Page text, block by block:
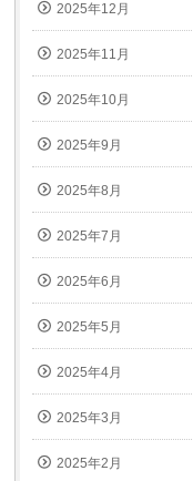
2025年12月
2025年11月
2025年10月
2025年9月
2025年8月
2025年7月
2025年6月
2025年5月
2025年4月
2025年3月
2025年2月